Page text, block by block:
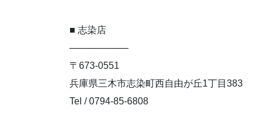
■ 志染店
─────────
〒673-0551
兵庫県三木市志染町西自由が丘1丁目383
Tel / 0794-85-6808